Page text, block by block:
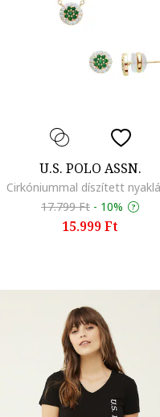
U.S. POLO ASSN.
17.799 Ft - 10%
15.999 Ft